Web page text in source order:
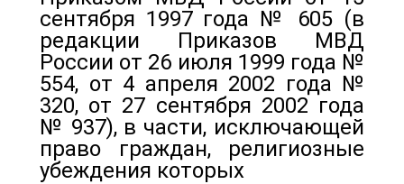
сентября 1997 года № 605 (в
редакции Приказов МВД
России от 26 июля 1999 года №
554, от 4 апреля 2002 года №
320, от 27 сентября 2002 года
№ 937), в части, исключающей
право граждан, религиозные
убеждения которых